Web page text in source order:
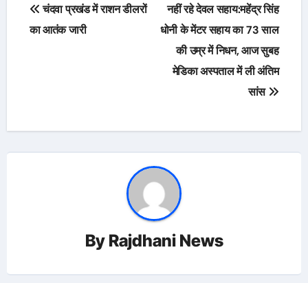
navigation
चंदवा प्रखंड में राशन डीलरों
का आतंक जारी
नहीं रहे देवल सहाय:महेंद्र सिंह
धोनी के मेंटर सहाय का 73 साल
की उम्र में निधन, आज सुबह
मेडिका अस्पताल में ली अंतिम
सांस
By Rajdhani News